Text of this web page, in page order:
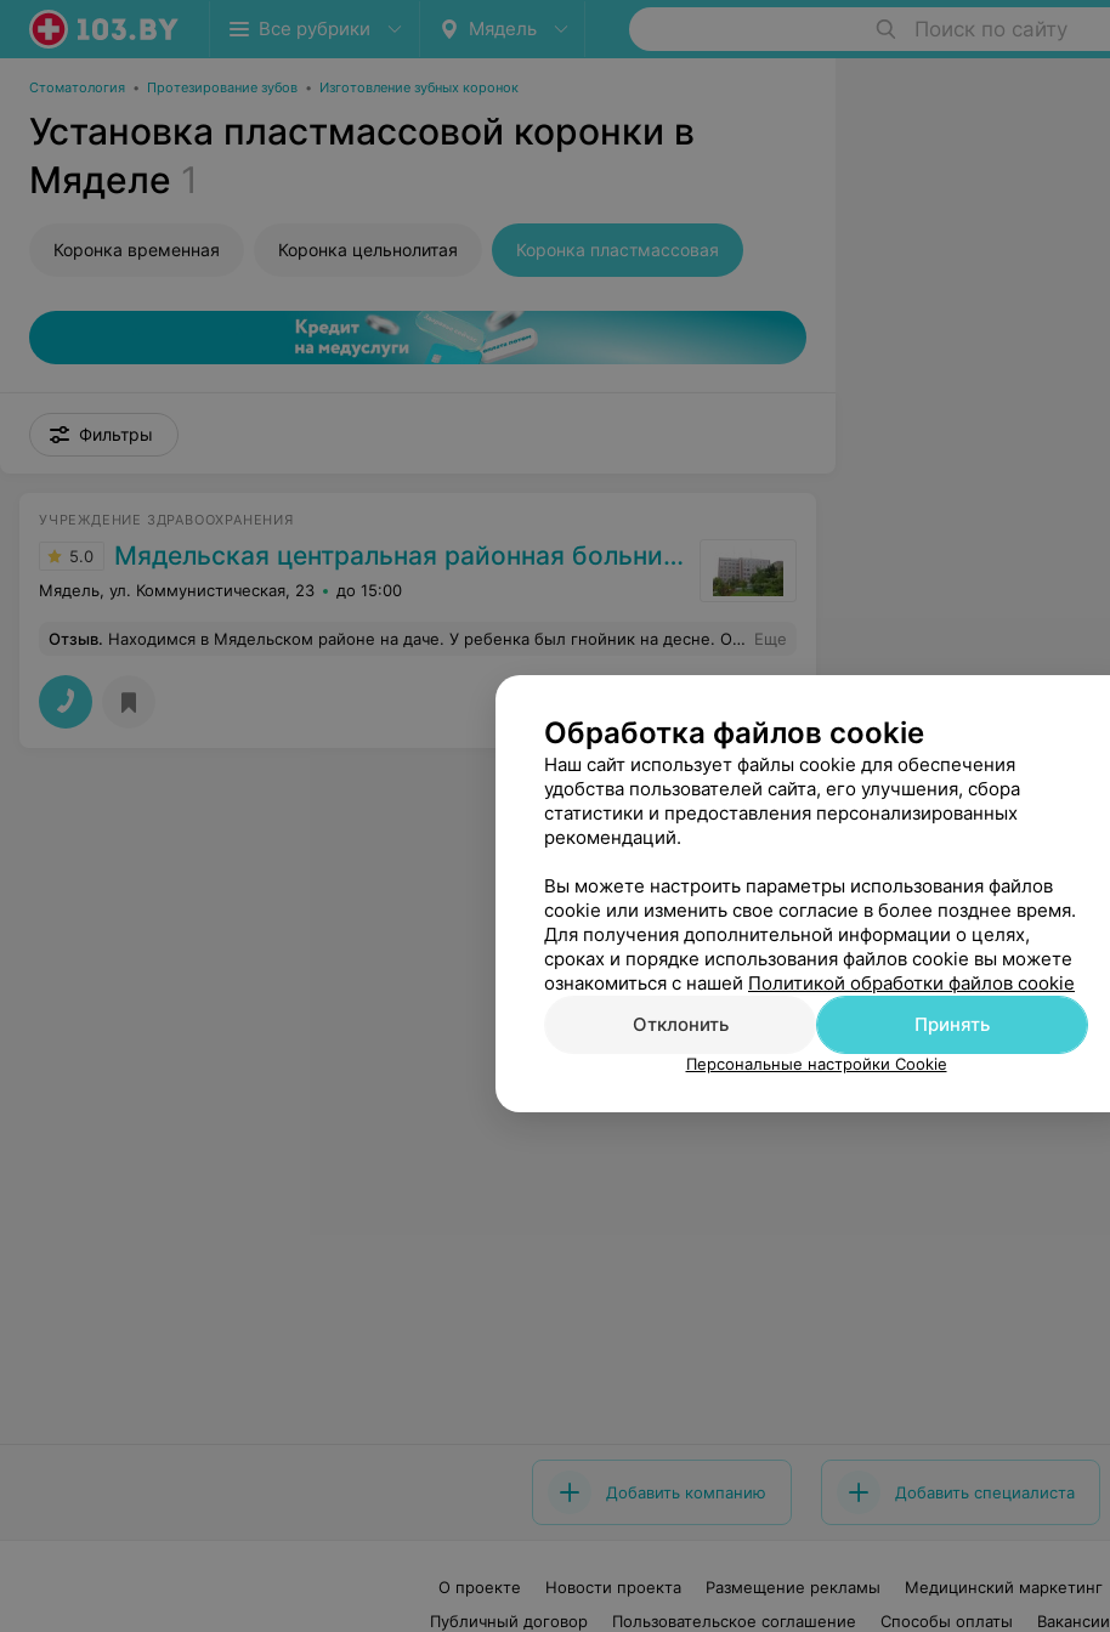
Все рубрики Мядель Поиск по сайту
Стоматология • Протезирование зубов • Изготовление зубных коронок
Установка пластмассовой коронки в
Мяделе 1
Коронка временная Коронка цельнолитая Коронка пластмассовая
Фильтры
УЧРЕЖДЕНИЕ ЗДРАВООХРАНЕНИЯ
5.0 Мядельская центральная районная больница
Мядель, ул. Коммунистическая, 23 до 15:00
Отзыв. Находимся в Мядельском районе на даче. У ребенка был гнойник на десне. Обратились в Мядельскую ЦРБ. Приняли без проблем и вопросов. Стоматолог быстро обработала десну, дала рекомендации. Спасибо за оперативность и вежливость! Еще
Добавить компанию Добавить специалиста
О проекте Новости проекта Размещение рекламы
Медицинский маркетинг
Публичный договор
Пользовательское соглашение Способы оплаты Вакансии
Обработка файлов cookie
Наш сайт использует файлы cookie для обеспечения
удобства пользователей сайта, его улучшения, сбора
статистики и предоставления персонализированных
рекомендаций.
Вы можете настроить параметры использования файлов
cookie или изменить свое согласие в более позднее время.
Для получения дополнительной информации о целях,
сроках и порядке использования файлов cookie вы можете
ознакомиться с нашей Политикой обработки файлов cookie
Отклонить
Принять
Персональные настройки Cookie